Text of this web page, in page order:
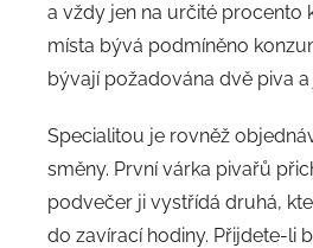
a vždy jen na určité procento
místa bývá podmíněno
bývají požadována dvě piva
Specialitou je rovněž
směny. První várka pivařů
podvečer ji vystřídá druhá,
do zavírací hodiny. Přijdete-li